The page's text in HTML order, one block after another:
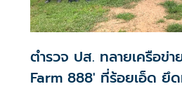
ตำรวจ ปส. ทลายเครือข่
Farm 888' ที่ร้อยเอ็ด ยึ